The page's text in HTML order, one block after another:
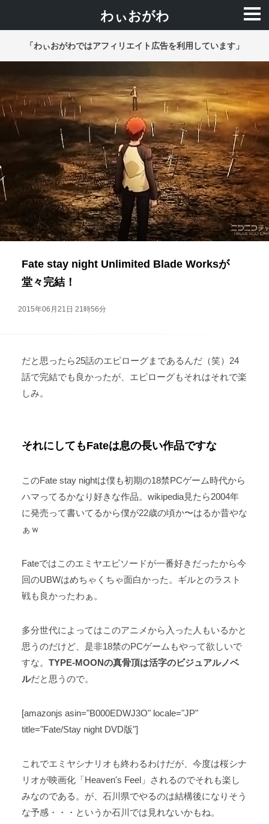
わぃおがわ
「わぃおがわではアフィリエイト広告を利用しています」
Fate stay night Unlimited Blade Worksが
堂々完結！
2015年06月21日 21時56分
だと思ったら25話のエピローグまであるんだ（笑）24
話で完結でも良かったが、エピローグもそれはそれで楽
しみ。
それにしてもFateは息の長い作品ですな
このFate stay nightは僕も初期の18禁PCゲーム時代から
ハマってるかなり好きな作品。wikipedia見たら2004年
に発売って書いてるから僕が22歳の頃か〜はるか昔やな
ぁｗ
Fateではこのエミヤエピソードが一番好きだったから今
回のUBWはめちゃくちゃ面白かった。ギルとのラスト
戦も良かったわぁ。
多分世代によってはこのアニメから入った人もいるかと
思うのだけど、是非18禁のPCゲームもやって欲しいで
すな。 TYPE-MOONの真骨頂は活字のビジュアルノベ
ルだと思うので。
[amazonjs asin="B000EDWJ3O" locale="JP"
title="Fate/Stay night DVD版"]
これでエミヤシナリオも終わるわけだが、今度は桜シナ
リオが映画化「Heaven's Feel」されるのでそれも楽し
みなのである。が、石川県でやるのは結構後になりそう
な予感・・・というか石川では見れないかもね。